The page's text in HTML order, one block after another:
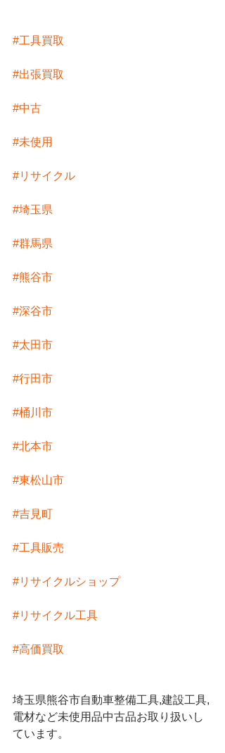
#工具買取
#出張買取
#中古
#未使用
#リサイクル
#埼玉県
#群馬県
#熊谷市
#深谷市
#太田市
#行田市
#桶川市
#北本市
#東松山市
#吉見町
#工具販売
#リサイクルショップ
#リサイクル工具
#高価買取
埼玉県熊谷市自動車整備工具,建設工具,
電材など未使用品中古品お取り扱いし
ています。